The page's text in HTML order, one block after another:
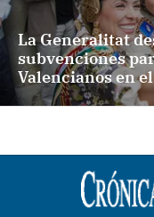
La Generalitat
subvenciones
Valencianos en